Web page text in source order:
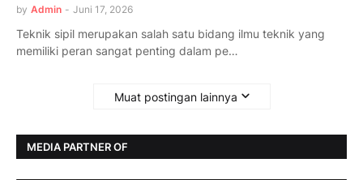
by Admin - Juni 17, 2026
Teknik sipil merupakan salah satu bidang ilmu teknik yang
memiliki peran sangat penting dalam pe…
Muat postingan lainnya
MEDIA PARTNER OF